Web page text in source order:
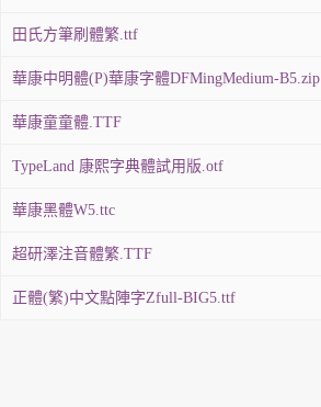
田氏方筆刷體繁.ttf
華康中明體(P)華康字體DFMingMedium-B5.zip
華康童童體.TTF
TypeLand 康熙字典體試用版.otf
華康黑體W5.ttc
超研澤注音體繁.TTF
正體(繁)中文點陣字Zfull-BIG5.ttf